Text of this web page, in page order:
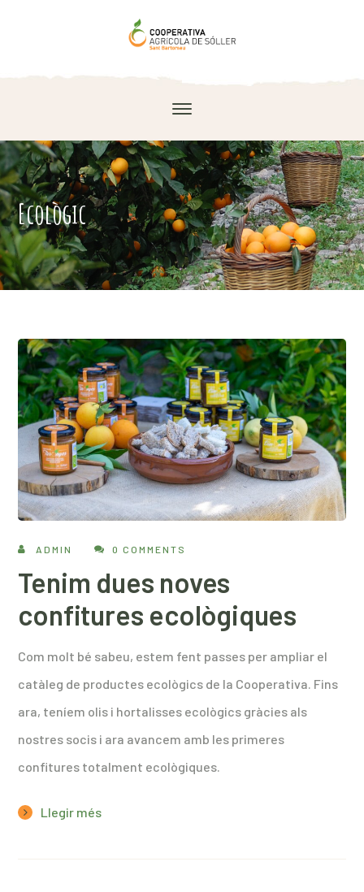
Ecològic
ADMIN 0 COMMENTS
Tenim dues noves
confitures ecològiques
Com molt bé sabeu, estem fent passes per ampliar el
catàleg de productes ecològics de la Cooperativa. Fins
ara, teníem olis i hortalisses ecològics gràcies als
nostres socis i ara avancem amb les primeres
confitures totalment ecològiques.
Llegir més